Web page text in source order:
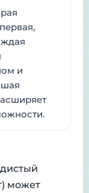
и
может